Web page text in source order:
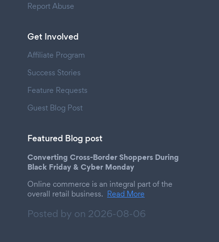
Report Abuse
Get Involved
Affiliate Program
Success Stories
Feature Requests
Guest Blog Post
Featured Blog post
Converting Cross-Border Shoppers During
Black Friday & Cyber Monday
Online commerce is an integral part of the
overall retail business. Read More
Posted by on 2026-08-06